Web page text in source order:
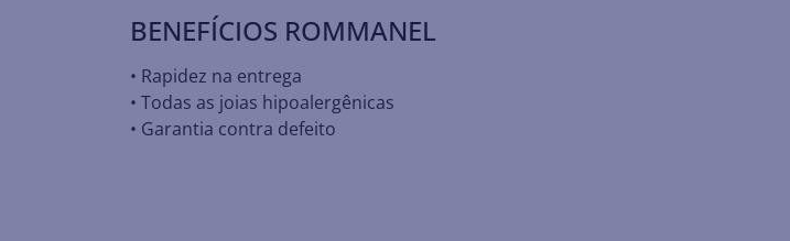
BENEFÍCIOS ROMMANEL
• Rapidez na entrega
• Todas as joias hipoalergênicas
• Garantia contra defeito